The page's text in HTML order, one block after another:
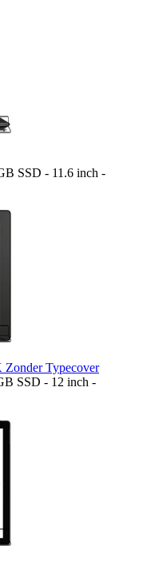
SSD - 11.6 inch -
Typecover
SSD - 12 inch -